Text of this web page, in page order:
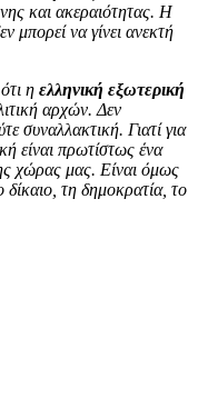
και ακεραιότητας. Η
μπορεί να γίνει ανεκτή
η ελληνική εξωτερική
αρχών. Δεν
συναλλακτική. Γιατί για
είναι πρωτίστως ένα
χώρας μας. Είναι όμως
δίκαιο, τη δημοκρατία, το